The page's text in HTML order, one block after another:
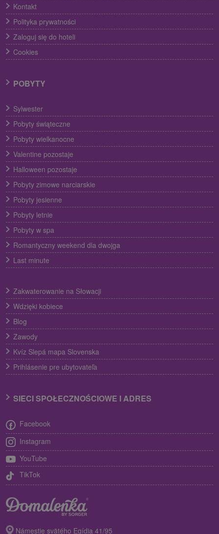
Kontakt
Polityka prywatności
Zaloguj się do hoteli
Cookies
POBYTY
Sylwester
Pobyty świąteczne
Pobyty wielkanocne
Valentine pozostaje
Halloween pozostaje
Pobyty zimowe narciarskie
Pobyty jesienne
Pobyty letnie
Pobyty w spa
Romantyczny weekend dla dwojga
Last minute
Zakwaterowanie na Słowacji
Wdzięki kobiece
Blog
Zawody
Kvíz Slepá mapa Slovenska
Prihlásenie pre ubytovateľa
SIECI SPOŁECZNOŚCIOWE I ADRES
Facebook
Instagram
YouTube
TikTok
Námestie svätého Egídia 41/95